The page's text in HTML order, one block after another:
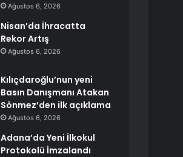
Ağustos 6, 2026
Nisan’da İhracatta
Rekor Artış
Ağustos 6, 2026
Kılıçdaroğlu’nun yeni
Basın Danışmanı Atakan
Sönmez’den ilk açıklama
Ağustos 6, 2026
Adana’da Yeni İlkokul
Protokolü İmzalandı